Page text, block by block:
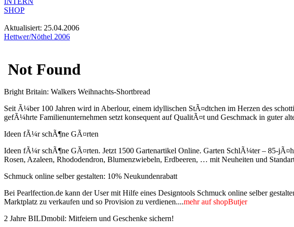
SHOP
Aktualisiert: 25.04.2006
Hettwer/Nöthel 2006
Bright Britain: Walkers Weihnachts-Shortbread
Seit Ã¼ber 100 Jahren wird in Aberlour, einem idyllischen StÃ¤dtchen im Herzen des
gefÃ¼hrte Familienunternehmen setzt konsequent auf QualitÃ¤t und Geschmack in guter
Ideen fÃ¼r schÃ¶ne GÃ¤rten
Ideen fÃ¼r schÃ¶ne GÃ¤rten. Jetzt 1500 Gartenartikel Online. Garten SchlÃ¼ter – 85-
Rosen, Azaleen, Rhododendron, Blumenzwiebeln, Erdbeeren, … mit Neuheiten und
Schmuck online selber gestalten: 10% Neukundenrabatt
Bei Pearlfection.de kann der User mit Hilfe eines Designtools Schmuck online selber
Marktplatz zu verkaufen und so Provision zu verdienen....mehr auf shopButjer
2 Jahre BILDmobil: Mitfeiern und Geschenke sichern!